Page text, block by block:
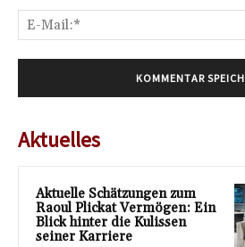
Aktuelles
Aktuelle Schätzungen zum
Raoul Plickat Vermögen: Ein
Blick hinter die Kulissen
seiner Karriere